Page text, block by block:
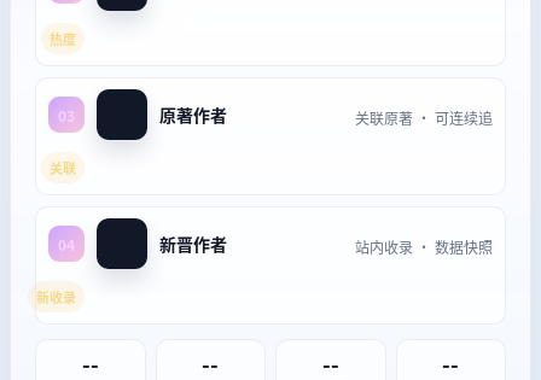
热度
03 原著作者 关联原著 · 可连续追
关联
04 新晋作者 站内收录 · 数据快照
新收录
-- -- -- --